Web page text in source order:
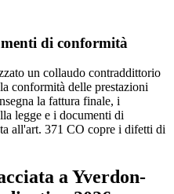
di conformità
un collaudo contraddittorio
conformità delle prestazioni
la fattura finale, i
legge e i documenti di
all'art. 371 CO copre i difetti di
a Yverdon-